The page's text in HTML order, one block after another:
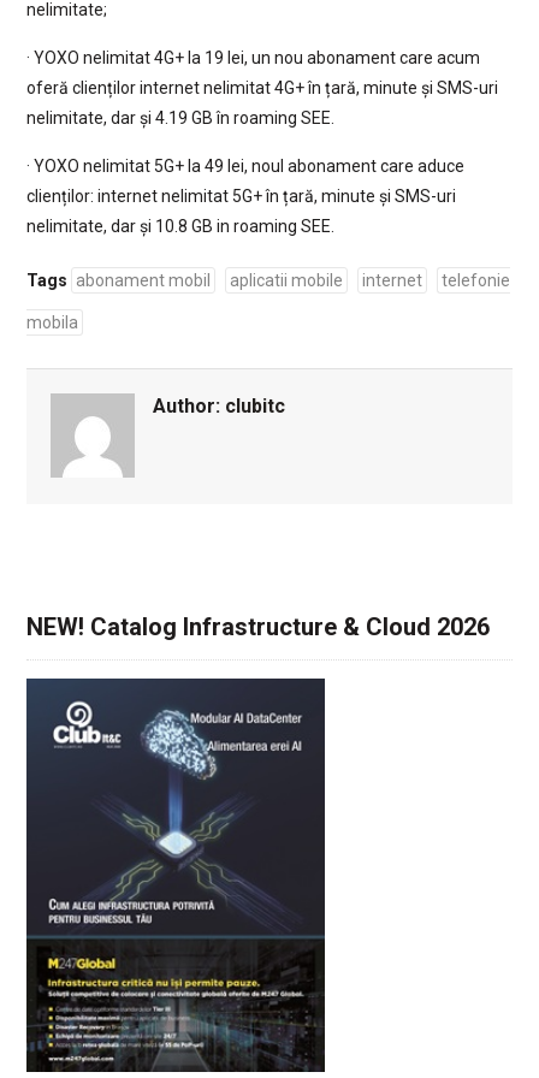
nelimitate;
· YOXO nelimitat 4G+ la 19 lei, un nou abonament care acum
oferă clienților internet nelimitat 4G+ în țară, minute și SMS-uri
nelimitate, dar și 4.19 GB în roaming SEE.
· YOXO nelimitat 5G+ la 49 lei, noul abonament care aduce
clienților: internet nelimitat 5G+ în țară, minute și SMS-uri
nelimitate, dar și 10.8 GB in roaming SEE.
Tags abonament mobil aplicatii mobile internet telefonie
mobila
Author: clubitc
NEW! Catalog Infrastructure & Cloud 2026